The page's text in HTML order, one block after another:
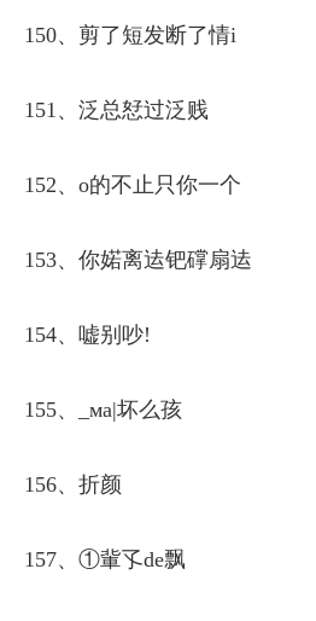
150、剪了短发断了情i
151、泛总恏过泛贱
152、o的不止只你一个
153、你婼离迲钯礃扇迲
154、嘘别吵!
155、_мa|坏么孩
156、折颜
157、①軰孓de飘